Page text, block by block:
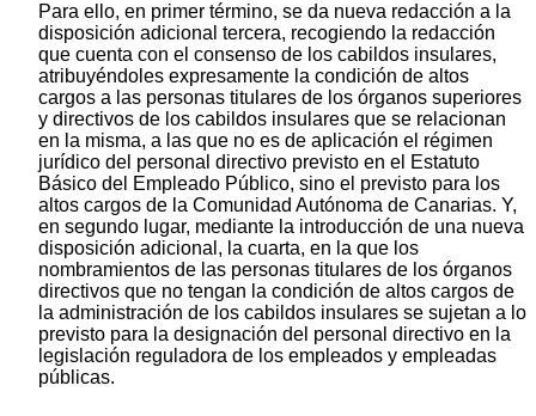
Para ello, en primer término, se da nueva redacción a la
disposición adicional tercera, recogiendo la redacción
que cuenta con el consenso de los cabildos insulares,
atribuyéndoles expresamente la condición de altos
cargos a las personas titulares de los órganos superiores
y directivos de los cabildos insulares que se relacionan
en la misma, a las que no es de aplicación el régimen
jurídico del personal directivo previsto en el Estatuto
Básico del Empleado Público, sino el previsto para los
altos cargos de la Comunidad Autónoma de Canarias. Y,
en segundo lugar, mediante la introducción de una nueva
disposición adicional, la cuarta, en la que los
nombramientos de las personas titulares de los órganos
directivos que no tengan la condición de altos cargos de
la administración de los cabildos insulares se sujetan a lo
previsto para la designación del personal directivo en la
legislación reguladora de los empleados y empleadas
públicas.